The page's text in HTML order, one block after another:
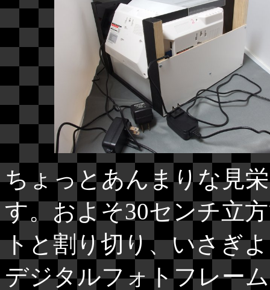
ちょっとあんまりな見
す。およそ30センチ立
トと割り切り、いさぎ
デジタルフォトフレー